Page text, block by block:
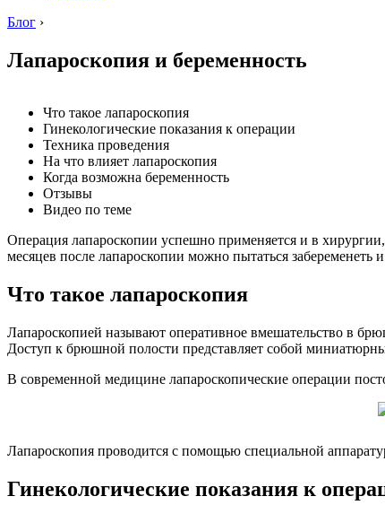
Блог ›
Лапароскопия и беременность
Что такое лапароскопия
Гинекологические показания к операции
Техника проведения
На что влияет лапароскопия
Когда возможна беременность
Отзывы
Видео по теме
Операция лапароскопии успешно применяется и в
месяцев после лапароскопии можно пытаться забеременеть
Что такое лапароскопия
Лапароскопией называют оперативное вмешательство в
Доступ к брюшной полости представляет собой
В современной медицине лапароскопические операции
Лапароскопия проводится с помощью специальной
Гинекологические показания к